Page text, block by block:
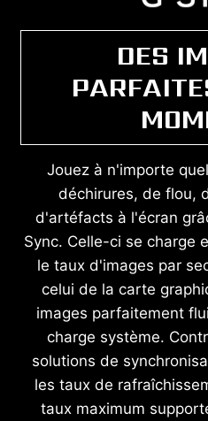
DES
Jouez à n'importe
déchirures, de flou,
d'artéfacts à l'écran
Sync. Celle-ci se charge
le taux d'images par
celui de la carte
images parfaitement
charge système.
solutions de
les taux de
taux maximum